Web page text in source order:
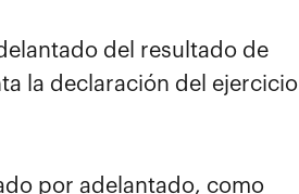
del resultado de
la declaración del ejercicio
por adelantado, como